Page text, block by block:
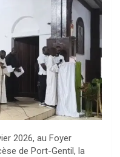
2026, au Foyer
de Port-Gentil, la